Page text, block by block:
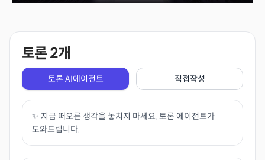
토론2개
토론 AI에이전트 직접작성
✨ 지금 떠오른 생각을 놓치지 마세요. 토론 에이전트가
도와드립니다.